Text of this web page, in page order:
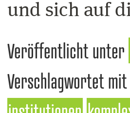
und sich auf
Veröffentlicht unter
Verschlagwortet mit